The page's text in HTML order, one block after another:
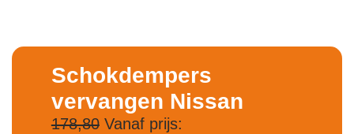
Schokdempers
vervangen Nissan
178,80Vanaf prijs: